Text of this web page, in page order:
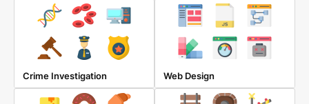
Crime Investigation Web Design